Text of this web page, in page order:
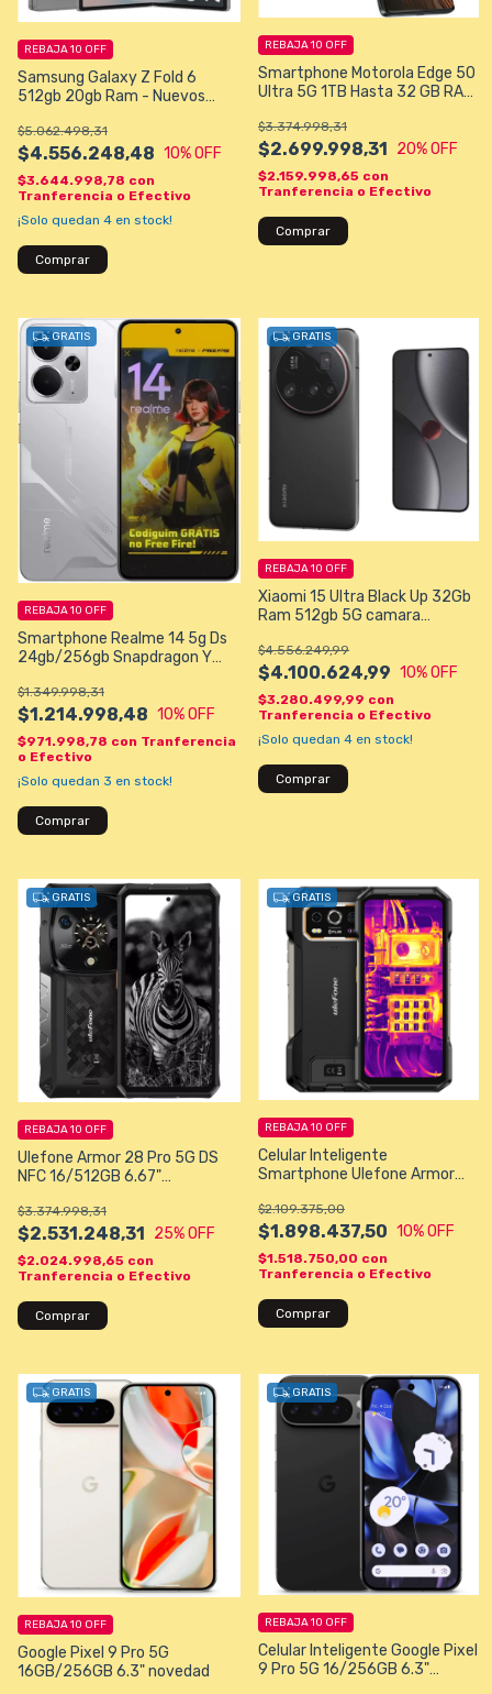
Samsung Galaxy Z Fold 6
512gb 20gb Ram - Nuevos
$4.556.248,48
$5.062.498,31
10% OFF
REBAJA 10 OFF
$3.644.998,78 con
Tranferencia o Efectivo
¡Solo quedan 4 en stock!
Comprar
Smartphone Motorola Edge 50
Ultra 5G 1TB Hasta 32 GB RAM
otros
$2.699.998,31
$3.374.998,31
20% OFF
REBAJA 10 OFF
$2.159.998,65 con
Tranferencia o Efectivo
GRATIS
Smartphone Realme 14 5g Ds
24gb/256gb Snapdragon Y
$1.214.998,48
$1.349.998,31
10% OFF
REBAJA 10 OFF
$971.998,78 con Tranferencia
o Efectivo
¡Solo quedan 3 en stock!
Comprar
GRATIS
Xiaomi 15 Ultra Black Up 32Gb
Ram 512gb 5G camara
Snapdragon 8 ELITE
impresionante
$4.100.624,99
$4.556.249,99
10% OFF
REBAJA 10 OFF
$3.280.499,99 con
Tranferencia o Efectivo
¡Solo quedan 4 en stock!
Comprar
GRATIS
Ulefone Armor 28 Pro 5G DS
NFC 16/512GB 6.67"
Resistencia de grado Militar
$2.531.248,31
$3.374.998,31
25% OFF
REBAJA 10 OFF
$2.024.998,65 con
Tranferencia o Efectivo
GRATIS
Celular Inteligente
Smartphone Ulefone Armor
6.78" 32MP/50+64MP - Negro
$1.898.437,50
$2.109.375,00
10% OFF
REBAJA 10 OFF
$1.518.750,00 con
Tranferencia o Efectivo
GRATIS
Google Pixel 9 Pro 5G
16GB/256GB 6.3" novedad
REBAJA 10 OFF
GRATIS
Celular Inteligente Google Pixel
9 Pro 5G 16/256GB 6.3"
REBAJA 10 OFF